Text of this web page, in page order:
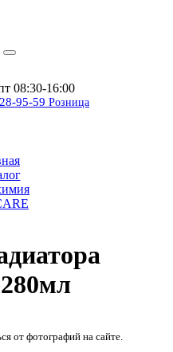
08:30-16:00
95-59 Розница
от фотографий на сайте.